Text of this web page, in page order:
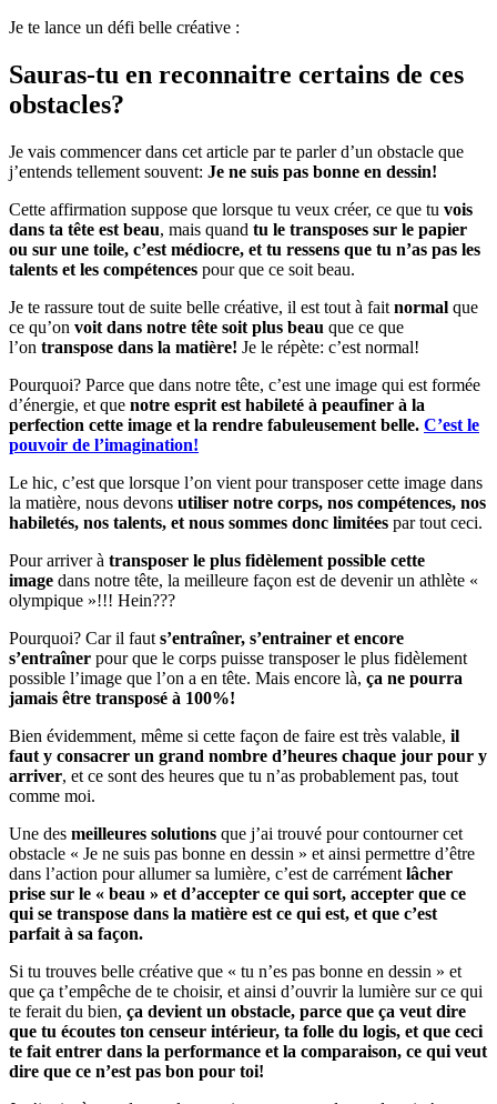
Je te lance un défi belle créative :
Sauras-tu en reconnaitre certains de ces
obstacles?
Je vais commencer dans cet article par te parler d’un obstacle que
j’entends tellement souvent: Je ne suis pas bonne en dessin!
Cette affirmation suppose que lorsque tu veux créer, ce que tu vois
dans ta tête est beau, mais quand tu le transposes sur le papier
ou sur une toile, c’est médiocre, et tu ressens que tu n’as pas les
talents et les compétences pour que ce soit beau.
Je te rassure tout de suite belle créative, il est tout à fait normal que
ce qu’on voit dans notre tête soit plus beau que ce que
l’on transpose dans la matière! Je le répète: c’est normal!
Pourquoi? Parce que dans notre tête, c’est une image qui est formée
d’énergie, et que notre esprit est habileté à peaufiner à la
perfection cette image et la rendre fabuleusement belle. C’est le
pouvoir de l’imagination!
Le hic, c’est que lorsque l’on vient pour transposer cette image dans
la matière, nous devons utiliser notre corps, nos compétences, nos
habiletés, nos talents, et nous sommes donc limitées par tout ceci.
Pour arriver à transposer le plus fidèlement possible cette
image dans notre tête, la meilleure façon est de devenir un athlète «
olympique »!!! Hein???
Pourquoi? Car il faut s’entraîner, s’entrainer et encore
s’entraîner pour que le corps puisse transposer le plus fidèlement
possible l’image que l’on a en tête. Mais encore là, ça ne pourra
jamais être transposé à 100%!
Bien évidemment, même si cette façon de faire est très valable, il
faut y consacrer un grand nombre d’heures chaque jour pour y
arriver, et ce sont des heures que tu n’as probablement pas, tout
comme moi.
Une des meilleures solutions que j’ai trouvé pour contourner cet
obstacle « Je ne suis pas bonne en dessin » et ainsi permettre d’être
dans l’action pour allumer sa lumière, c’est de carrément lâcher
prise sur le « beau » et d’accepter ce qui sort, accepter que ce
qui se transpose dans la matière est ce qui est, et que c’est
parfait à sa façon.
Si tu trouves belle créative que « tu n’es pas bonne en dessin » et
que ça t’empêche de te choisir, et ainsi d’ouvrir la lumière sur ce qui
te ferait du bien, ça devient un obstacle, parce que ça veut dire
que tu écoutes ton censeur intérieur, ta folle du logis, et que ceci
te fait entrer dans la performance et la comparaison, ce qui veut
dire que ce n’est pas bon pour toi!